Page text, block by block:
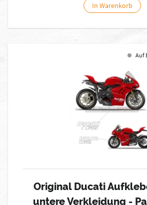
In Warenkorb
Auf
Original Ducati
untere Verkleidung -